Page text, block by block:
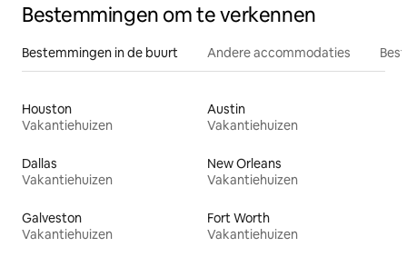
Bestemmingen om te verkennen
Bestemmingen in de buurt Andere accommodaties
Houston
Vakantiehuizen
Austin
Vakantiehuizen
Dallas
Vakantiehuizen
New Orleans
Vakantiehuizen
Galveston
Vakantiehuizen
Fort Worth
Vakantiehuizen